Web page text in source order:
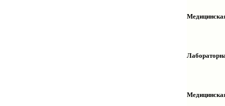
Столы
Шкафы
Шкафы
Тумбы